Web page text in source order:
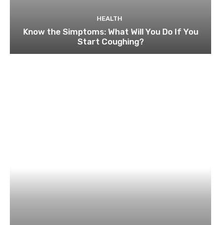
HEALTH
Know the Simptoms: What Will You Do If You
Start Coughing?